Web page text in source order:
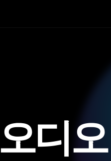
오디